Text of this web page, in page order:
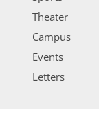
Theater
Campus
Events
Letters